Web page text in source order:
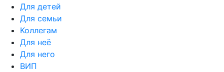
Для детей
Для семьи
Коллегам
Для неё
Для него
ВИП